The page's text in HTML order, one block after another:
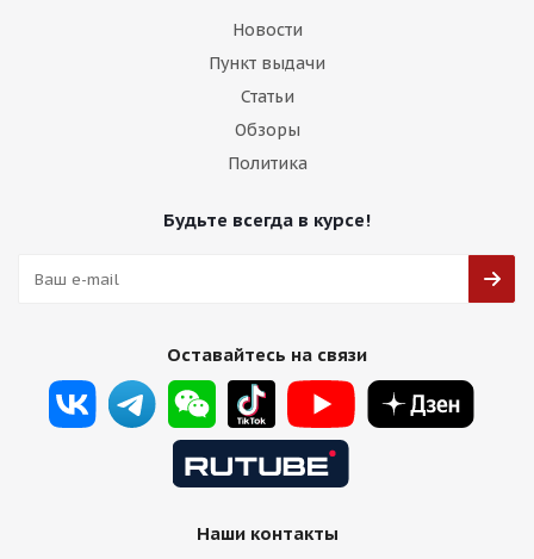
Есть в наличии (4)
Подробнее
Новости
Пункт выдачи
Статьи
Обзоры
Политика
Будьте всегда в курсе!
Оставайтесь на связи
Наши контакты